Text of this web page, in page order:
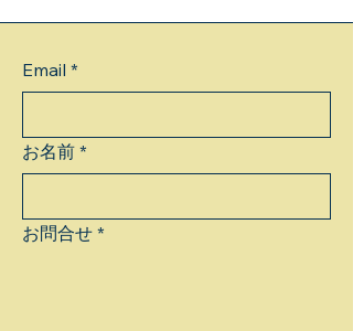
Email *
お名前 *
お問合せ *